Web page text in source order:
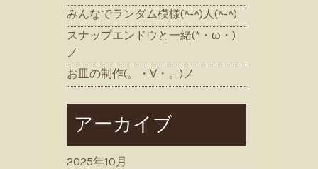
みんなでランダム模様(^-^)人(^-^)
スナップエンドウと一緒(*・ω・)
ノ
お皿の制作(。・∀・。)ノ
アーカイブ
2025年10月